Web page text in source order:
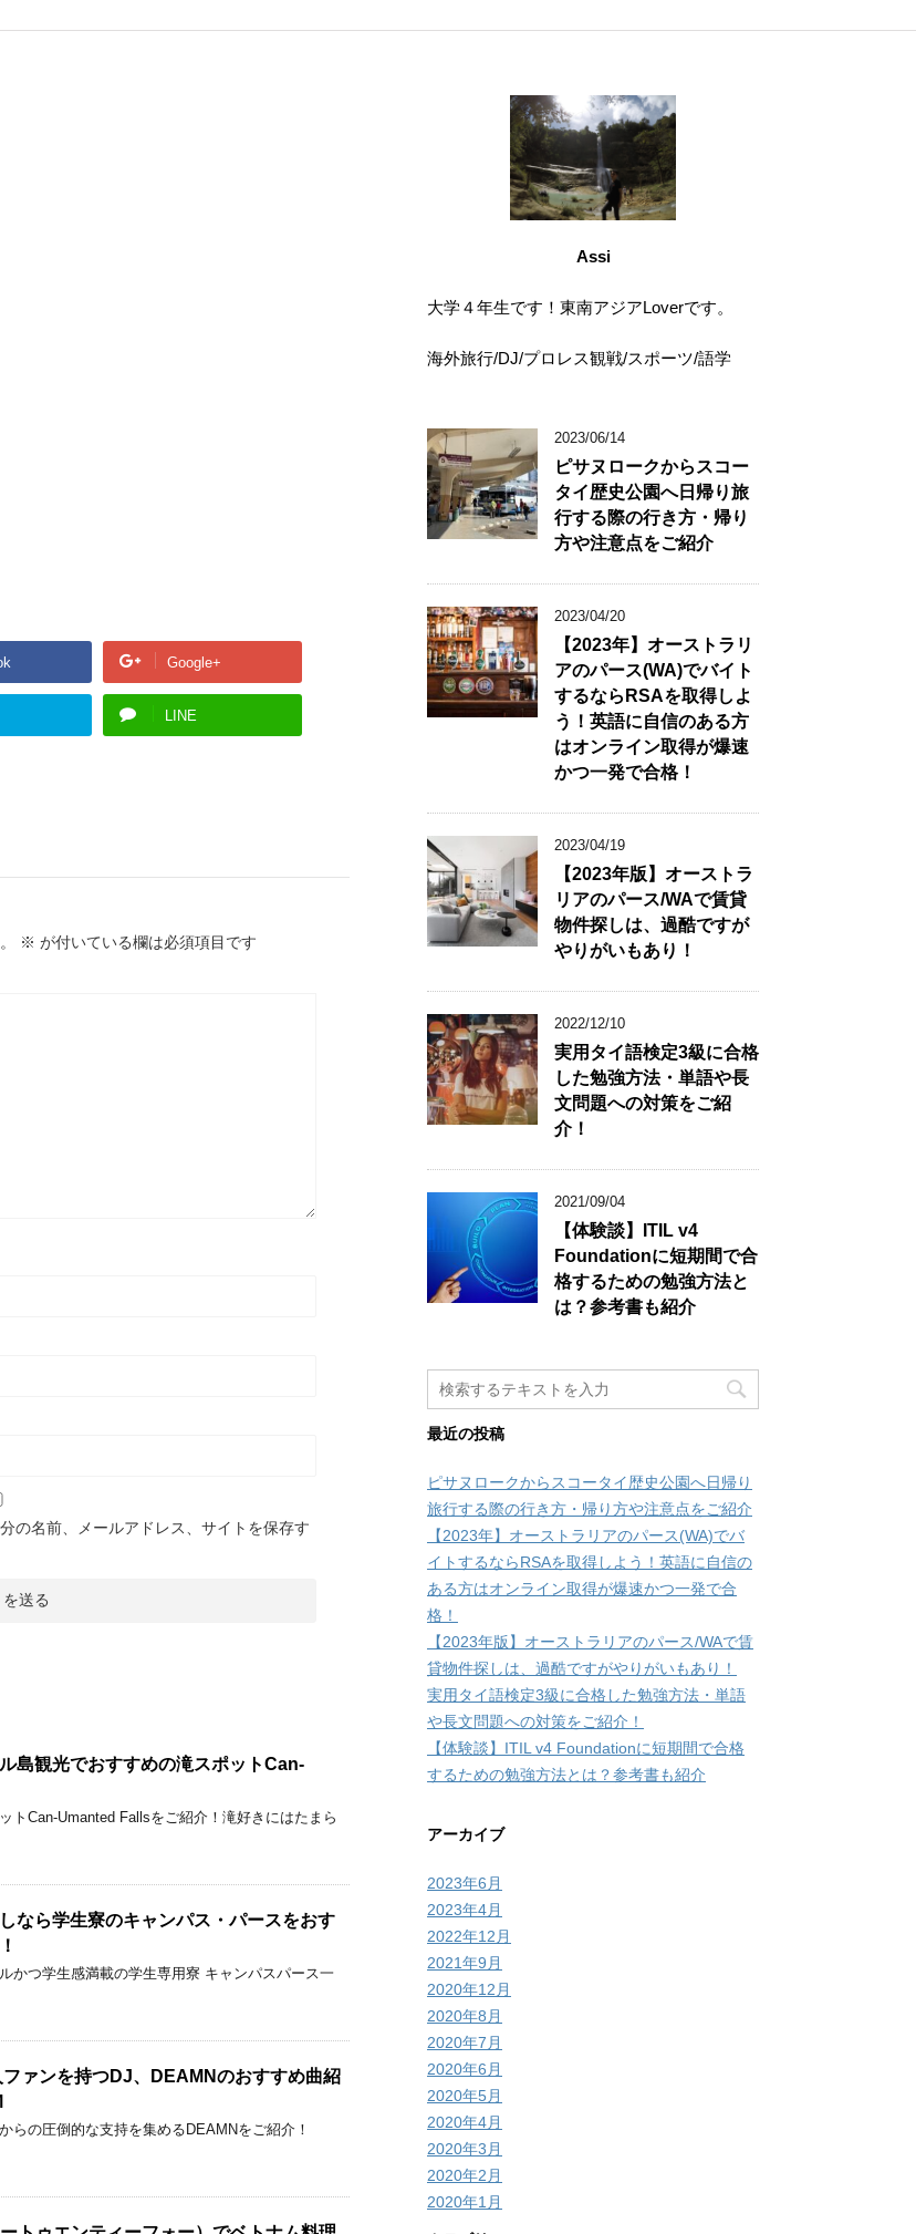
Google+
LINE
※ が付いている欄は必須項目です
の名前、メールアドレス、サイトを保存す
島観光でおすすめの滝スポットCan-
トCan-Umanted Fallsをご紹介！滝好きにはたまら
なら学生寮のキャンパス・パースをおす
かつ学生感満載の学生専用寮 キャンパスパース一
ファンを持つDJ、DEAMNのおすすめ曲紹
らの圧倒的な支持を集めるDEAMNをご紹介！
Assi
大学４年生です！東南アジアLoverです。
海外旅行/DJ/プロレス観戦/スポーツ/語学
2023/06/14
ピサヌロークからスコー
タイ歴史公園へ日帰り旅
行する際の行き方・帰り
方や注意点をご紹介
2023/04/20
【2023年】オーストラリ
アのパース(WA)でバイト
するならRSAを取得しよ
う！英語に自信のある方
はオンライン取得が爆速
かつ一発で合格！
2023/04/19
【2023年版】オーストラ
リアのパース/WAで賃貸
物件探しは、過酷ですが
やりがいもあり！
2022/12/10
実用タイ語検定3級に合格
した勉強方法・単語や長
文問題への対策をご紹
介！
2021/09/04
【体験談】ITIL v4
Foundationに短期間で合
格するための勉強方法と
は？参考書も紹介
最近の投稿
ピサヌロークからスコータイ歴史公園へ日帰り
旅行する際の行き方・帰り方や注意点をご紹介
【2023年】オーストラリアのパース(WA)でバ
イトするならRSAを取得しよう！英語に自信の
ある方はオンライン取得が爆速かつ一発で合
格！
【2023年版】オーストラリアのパース/WAで賃
貸物件探しは、過酷ですがやりがいもあり！
実用タイ語検定3級に合格した勉強方法・単語
や長文問題への対策をご紹介！
【体験談】ITIL v4 Foundationに短期間で合格
するための勉強方法とは？参考書も紹介
アーカイブ
2023年6月
2023年4月
2022年12月
2021年9月
2020年12月
2020年8月
2020年7月
2020年6月
2020年5月
2020年4月
2020年3月
2020年2月
2020年1月